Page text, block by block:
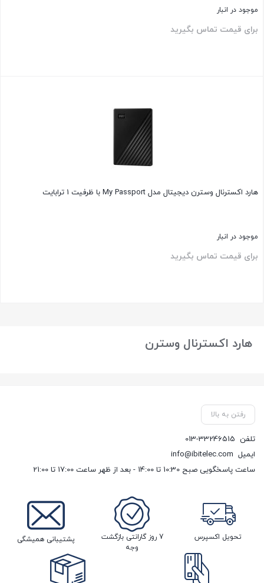
موجود در انبار
برای قیمت تماس بگیرید
هارد اکسترنال وسترن دیجیتال مدل My Passport با ظرفیت 1 ترابایت
موجود در انبار
برای قیمت تماس بگیرید
هارد اکسترنال وسترن
رفتن به بالا
تلفن 013-33246515
ایمیل info@ibitelec.com
ساعت پاسخگویی صبح 10:30 تا 14:00 - بعد از ظهر ساعت 17:00 تا 21:00
تحویل اکسپرس
7 روز گارانتی بازگشت
وجه
پشتیبانی همیشگی